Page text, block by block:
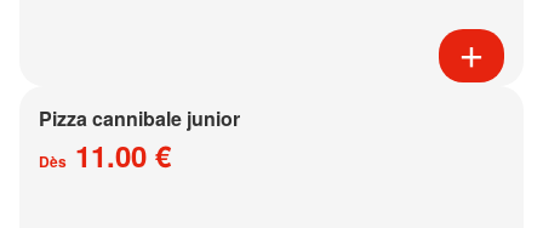
Pizza cannibale junior
Dès 11.00 €